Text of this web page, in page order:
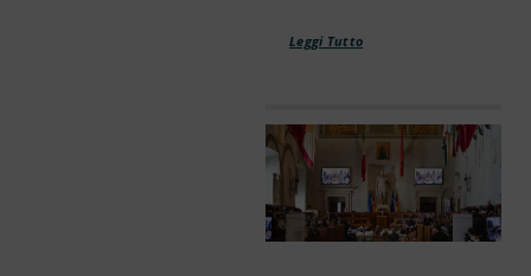
Leggi Tutto